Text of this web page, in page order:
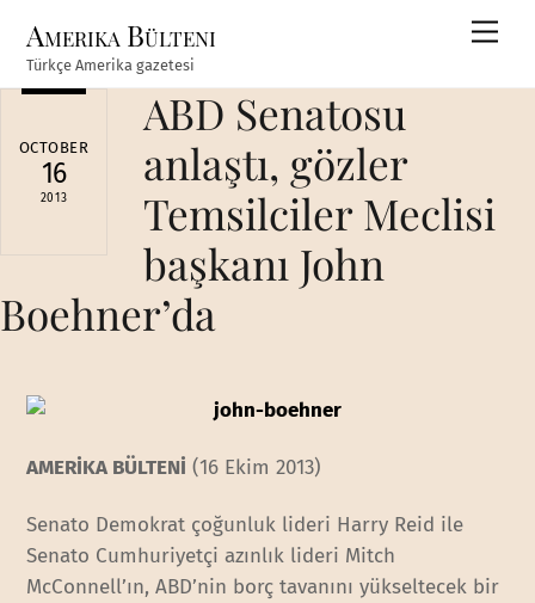
content
Amerika Bülteni
Türkçe Amerika gazetesi
OCTOBER
16
2013
ABD Senatosu
anlaştı, gözler
Temsilciler Meclisi
başkanı John
Boehner’da
AMERİKA BÜLTENİ (16 Ekim 2013)
Senato Demokrat çoğunluk lideri Harry Reid ile
Senato Cumhuriyetçi azınlık lideri Mitch
McConnell’ın, ABD’nin borç tavanını yükseltecek bir